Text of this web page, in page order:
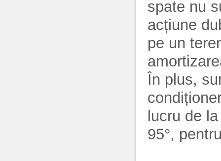
spate nu
acțiune
pe un
În plus,
lucru de
95°,